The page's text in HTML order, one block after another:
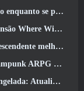
em novos projetos
“Imperial Palace”
atualiza o modo Onslaught
dos jogadores”
Atualização Nix